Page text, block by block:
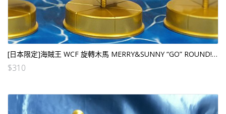
[日本限定]海賊王 WCF 旋轉木馬 MERRY&SUNNY “GO” ROUND! 芬奇 (日版)
$310